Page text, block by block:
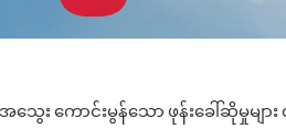
ကောင်းမွန်သော ဖုန်းခေါ်ဆိုမှုမျ